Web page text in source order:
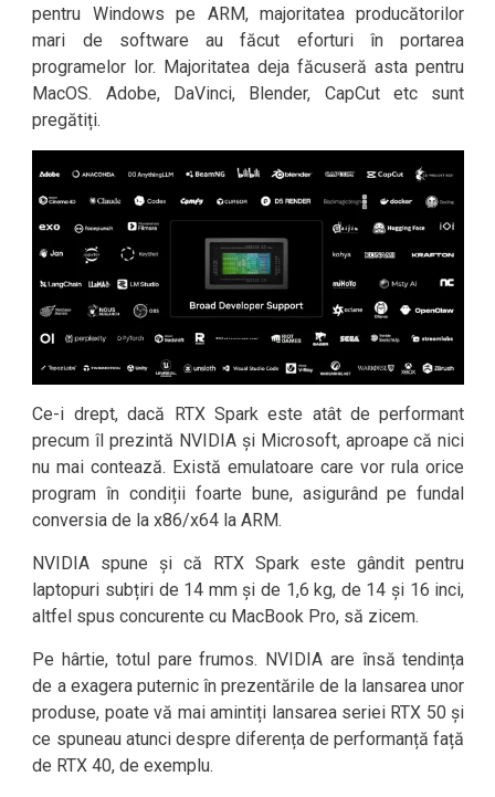
pentru Windows pe ARM, majoritatea producătorilor
mari de software au făcut eforturi în portarea
programelor lor. Majoritatea deja făcuseră asta pentru
MacOS. Adobe, DaVinci, Blender, CapCut etc sunt
pregătiți.
Ce-i drept, dacă RTX Spark este atât de performant
precum îl prezintă NVIDIA și Microsoft, aproape că nici
nu mai contează. Există emulatoare care vor rula orice
program în condiții foarte bune, asigurând pe fundal
conversia de la x86/x64 la ARM.
NVIDIA spune și că RTX Spark este gândit pentru
laptopuri subțiri de 14 mm și de 1,6 kg, de 14 și 16 inci,
altfel spus concurente cu MacBook Pro, să zicem.
Pe hârtie, totul pare frumos. NVIDIA are însă tendința
de a exagera puternic în prezentările de la lansarea unor
produse, poate vă mai amintiți lansarea seriei RTX 50 și
ce spuneau atunci despre diferența de performanță față
de RTX 40, de exemplu.